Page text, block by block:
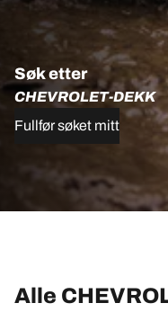
Søk etter
CHEVROLET-DEKK
Fullfør søket mitt
Alle